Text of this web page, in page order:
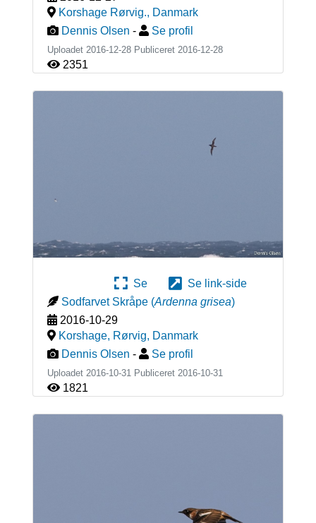
Korshage Rørvig., Danmark
Dennis Olsen - Se profil
Uploadet 2016-12-28 Publiceret 2016-12-28
2351
Se
Se link-side
Sodfarvet Skråpe (Ardenna grisea)
2016-10-29
Korshage, Rørvig, Danmark
Dennis Olsen - Se profil
Uploadet 2016-10-31 Publiceret 2016-10-31
1821